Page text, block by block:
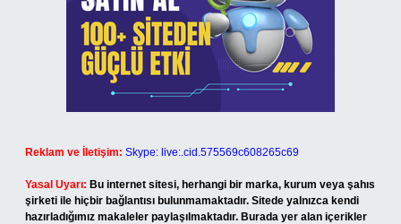
Reklam ve İletişim: Skype: live:.cid.575569c608265c69
Yasal Uyarı: Bu internet sitesi, herhangi bir marka, kurum veya şahıs
şirketi ile hiçbir bağlantısı bulunmamaktadır. Sitede yalnızca kendi
hazırladığımız makaleler paylaşılmaktadır. Burada yer alan içerikler